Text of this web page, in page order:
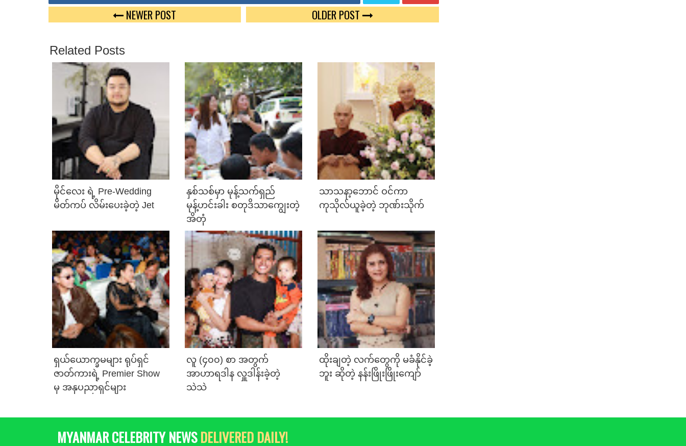
TWEE
NEWER POST OLDER POST
Related Posts
မိုင်လေး ရဲ့ Pre-Wedding
မိတ်ကပ် လိမ်းပေးခဲ့တဲ့ Jet
နှစ်သစ်မှာ မုန့်သက်ရှည်
မုန့်ဟင်းခါး စတုဒိသာကျွေးတဲ့
အိတုံ
သာသနာ့ဘောင် ဝင်ကာ
ကုသိုလ်ယူခဲ့တဲ့ ဘုဏ်းသိုက်
ရှယ်ယောက္ခမများ ရုပ်ရှင်
ဇာတ်ကားရဲ့ Premier Show
မှ အနုပညာရှင်များ
လူ (၄၀၀) စာ အတွက်
အာဟာရဒါန လှူဒါန်းခဲ့တဲ့
သဲသဲ
ထိုးချတဲ့ လက်တွေကို မခံနိုင်ခဲ့
ဘူး ဆိုတဲ့ နန်းဖြိုးဖြိုးကျော်
MYANMAR CELEBRITY NEWSDELIVERED DAILY!